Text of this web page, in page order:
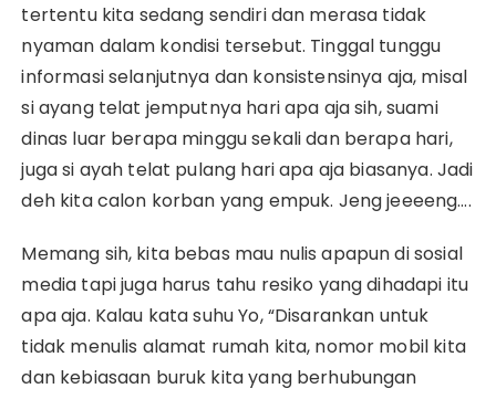
tertentu kita sedang sendiri dan merasa tidak
nyaman dalam kondisi tersebut. Tinggal tunggu
informasi selanjutnya dan konsistensinya aja, misal
si ayang telat jemputnya hari apa aja sih, suami
dinas luar berapa minggu sekali dan berapa hari,
juga si ayah telat pulang hari apa aja biasanya. Jadi
deh kita calon korban yang empuk. Jeng jeeeeng….
Memang sih, kita bebas mau nulis apapun di sosial
media tapi juga harus tahu resiko yang dihadapi itu
apa aja. Kalau kata suhu Yo, “Disarankan untuk
tidak menulis alamat rumah kita, nomor mobil kita
dan kebiasaan buruk kita yang berhubungan